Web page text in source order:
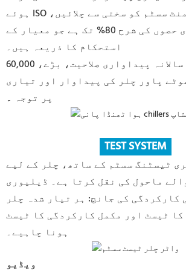
ہوئے ISO پروڈکشن مینجمنٹ سسٹم کو سختی سے چلائیں،
اور معیاری حصوں کی شرح 80% تک ہے جو معیار کے
استحکام کا ذریعہ ہیں۔
60,000 یونٹس کی سالانہ پیداواری صلاحیت، بڑے،
پاور چلر کی پیداوار اور تیاری
پر توجہ ۔
TEST SYSTEM
ٹیسٹنگ سسٹم کے ساتھ، چلر کے لیے
ماحول کی نقل کرتا ہے۔ ڈیلیوری
کارکردگی کی جانچ: ہر تیار شدہ چلر
ٹیسٹ اور مکمل کارکردگی کا ٹیسٹ
ہونا چاہیے۔
ویڈیو